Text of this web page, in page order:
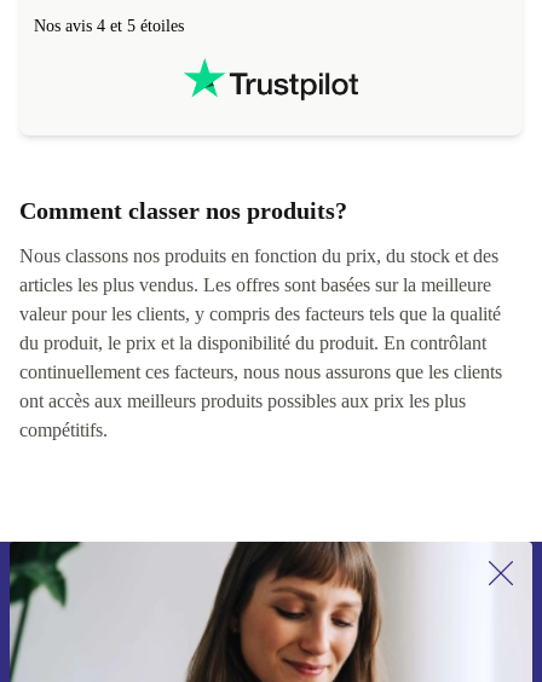
Nos avis 4 et 5 étoiles
Comment classer nos produits?
Nous classons nos produits en fonction du prix, du stock et des
articles les plus vendus. Les offres sont basées sur la meilleure
valeur pour les clients, y compris des facteurs tels que la qualité
du produit, le prix et la disponibilité du produit. En contrôlant
continuellement ces facteurs, nous nous assurons que les clients
ont accès aux meilleurs produits possibles aux prix les plus
compétitifs.
Recevoir offres et infos de refurbed
par mail
Ne manquez plus aucune offre.